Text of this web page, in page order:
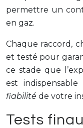
permettre un
en gaz.
Chaque raccord,
et testé pour
ce stade que
est
fiabilité de votre
Tests